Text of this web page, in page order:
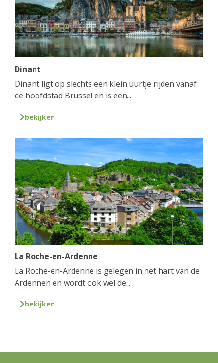
Dinant
Dinant ligt op slechts een klein uurtje rijden vanaf
de hoofdstad Brussel en is een...
bekijken
La Roche-en-Ardenne
La Roche-en-Ardenne is gelegen in het hart van de
Ardennen en wordt ook wel de...
bekijken